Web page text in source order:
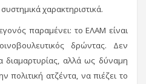
χαρακτηριστικά.
παραμένει: το ΕΛΑΜ είναι
δρώντας. Δεν
διαμαρτυρίας, αλλά ως δύναμη
πολιτική ατζέντα, να πιέζει το